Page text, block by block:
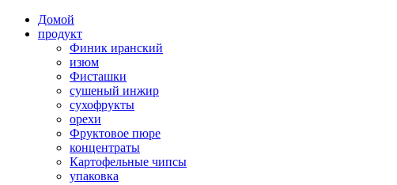
Домой
продукт
Финик иранский
изюм
Фисташки
сушеный инжир
сухофрукты
орехи
Фруктовое пюре
концентраты
Картофельные чипсы
упаковка